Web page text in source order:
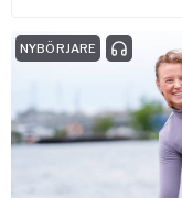
NYBÖRJARE